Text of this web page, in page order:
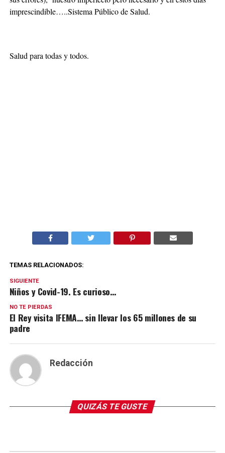
imprescindible…..Sistema Público de Salud.
Salud para todas y todos.
TEMAS RELACIONADOS:
SIGUIENTE
Niños y Covid-19. Es curioso…
NO TE PIERDAS
El Rey visita IFEMA… sin llevar los 65 millones de su
padre
Redacción
QUIZÁS TE GUSTE